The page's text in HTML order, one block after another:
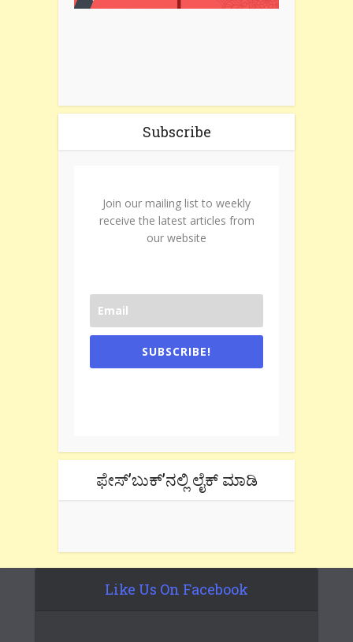
Subscribe
Join our mailing list to weekly
receive the latest articles from
our website
SUBSCRIBE!
ಫೇಸ್’ಬುಕ್’ನಲ್ಲಿ ಲೈಕ್ ಮಾಡಿ
Like Us On Facebook